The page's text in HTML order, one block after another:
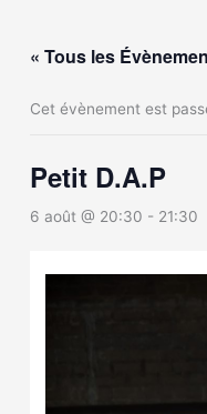
contenu« Tous les
Cet évènement est
Petit D.A.P
6 août @ 20:30 - 21:30